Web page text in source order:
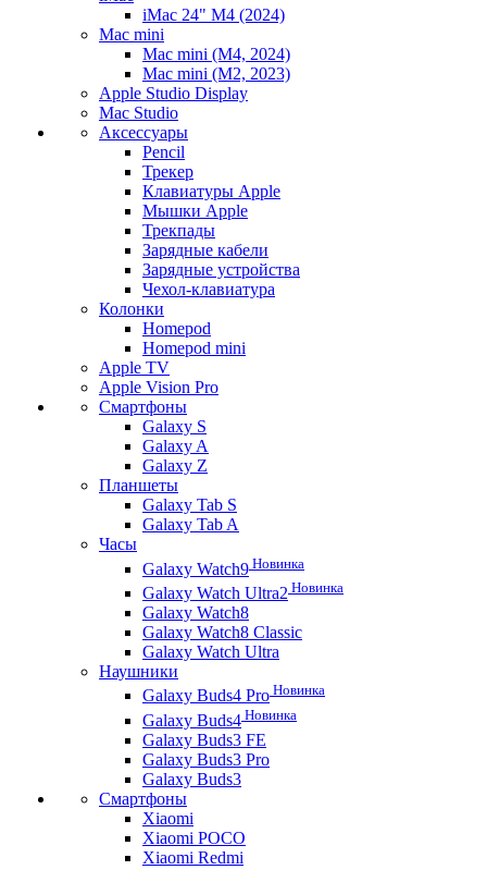
iMac 24" M4 (2024)
Mac mini
Mac mini (M4, 2024)
Mac mini (M2, 2023)
Apple Studio Display
Mac Studio
Аксессуары
Pencil
Трекер
Клавиатуры Apple
Мышки Apple
Трекпады
Зарядные кабели
Зарядные устройства
Чехол-клавиатура
Колонки
Homepod
Homepod mini
Apple TV
Apple Vision Pro
Смартфоны
Galaxy S
Galaxy A
Galaxy Z
Планшеты
Galaxy Tab S
Galaxy Tab A
Часы
Galaxy Watch9 Новинка
Galaxy Watch Ultra2 Новинка
Galaxy Watch8
Galaxy Watch8 Classic
Galaxy Watch Ultra
Наушники
Galaxy Buds4 Pro Новинка
Galaxy Buds4 Новинка
Galaxy Buds3 FE
Galaxy Buds3 Pro
Galaxy Buds3
Смартфоны
Xiaomi
Xiaomi POCO
Xiaomi Redmi